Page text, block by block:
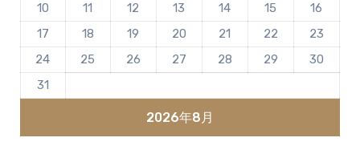
2026年8月
10
11 12 13 14 15
16
17
18 19 20 21 22
23
24
25 26 27 28 29
30
31